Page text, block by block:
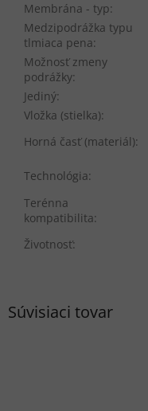
Súvisiaci tovar
Membrána - typ:
Medzipodrážka typu
tlmiaca pena:
Možnosť zmeny
podrážky:
Jediný:
Vložka (stielka):
Horná časť (materiál):
Technológia:
Terénna
kompatibilita:
Životnosť: